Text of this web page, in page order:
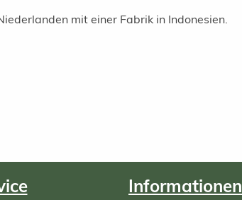
mit einer Fabrik in Indonesien.
Informationen